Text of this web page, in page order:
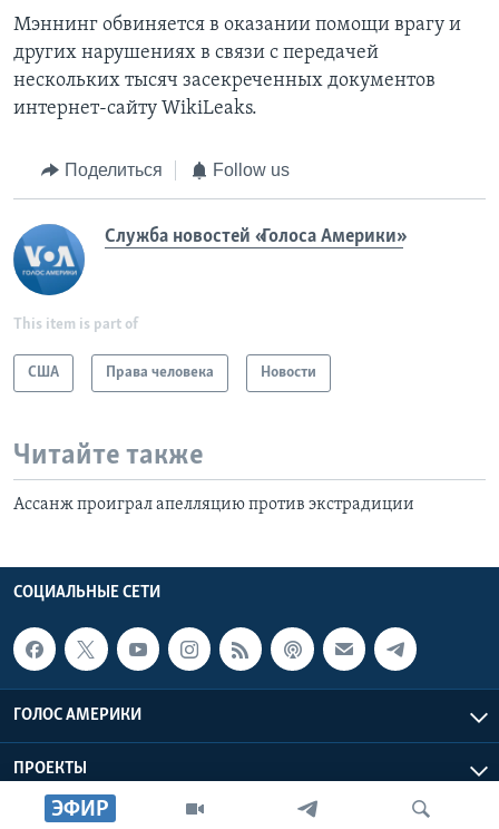
ЭФИР
Мэннинг обвиняется в оказании помощи врагу и
других нарушениях в связи с передачей
нескольких тысяч засекреченных документов
интернет-сайту WikiLeaks.
Поделиться Follow us
Служба новостей «Голоса Америки»
This item is part of
США Права человека Новости
Читайте также
Ассанж проиграл апелляцию против экстрадиции
СОЦИАЛЬНЫЕ СЕТИ
ГОЛОС АМЕРИКИ
ПРОЕКТЫ